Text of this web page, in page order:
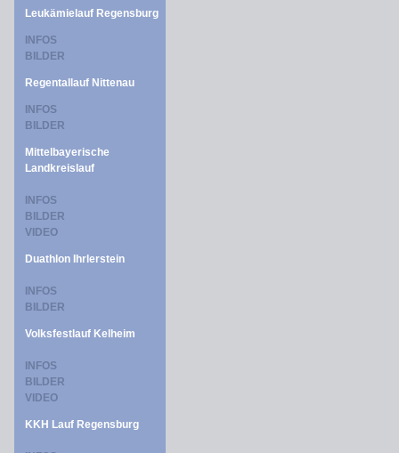
Leukämielauf Regensburg
INFOS
BILDER
Regentallauf Nittenau
INFOS
BILDER
Mittelbayerische
Landkreislauf
INFOS
BILDER
VIDEO
Duathlon Ihrlerstein
INFOS
BILDER
Volksfestlauf Kelheim
INFOS
BILDER
VIDEO
KKH Lauf Regensburg